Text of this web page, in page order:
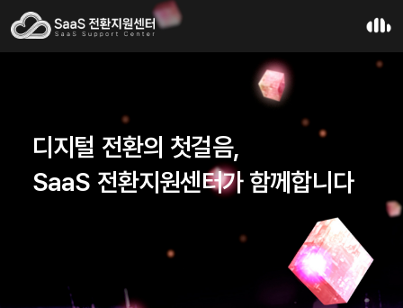
디지털 전환의 첫걸음,
SaaS 전환지원센터가 함께합니다